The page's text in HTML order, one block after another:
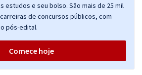
estudos e seu bolso. São mais de 25 mil
de concursos públicos, com
pós-edital.
Comece hoje